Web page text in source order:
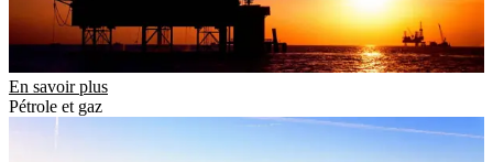
En savoir plus
Pétrole et gaz